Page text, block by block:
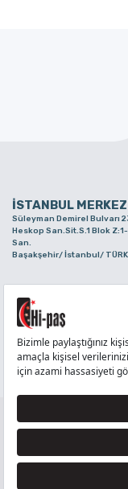
İSTANBUL
Süleyman Demirel Bulvarı
Heskop San.Sit.S.1 Blok
San.
Başakşehir/ İstanbul/
Alaaddinbey Mah. Ayfatma
Sam.3 Plaza B Blok Nilüfer/
TÜRKİYE
TELEFON
TÜM HAKLARI Hİ-PAŞ
Tedarikçi ve İş Ortakları